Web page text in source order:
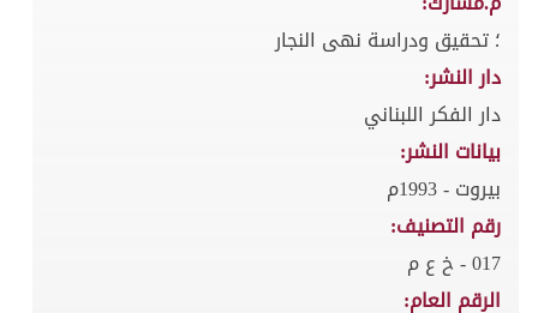
؛ تحقيق ودراسة نهى النجار
دار النشر:
دار الفكر اللبناني
بيانات النشر:
بيروت - 1993م
رقم التصنيف:
017 - خ ع م
الرقم العام: